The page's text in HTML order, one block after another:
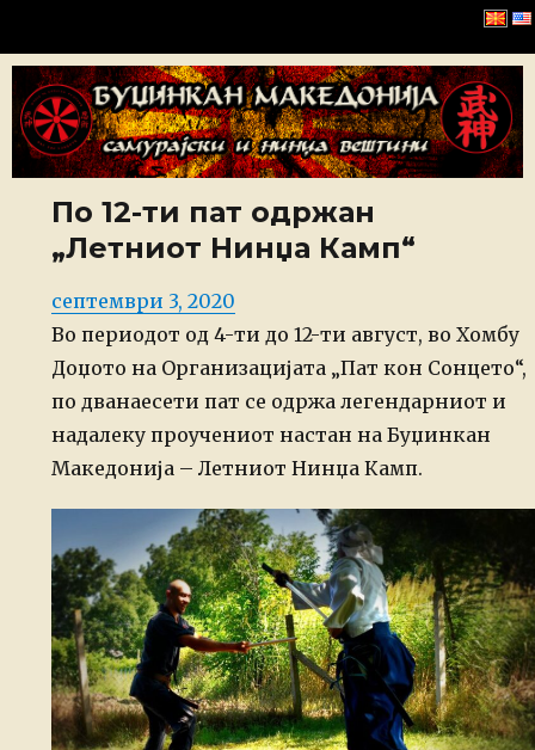
Буџинкан Македонија
По 12-ти пат одржан
„Летниот Нинџа Камп“
Posted
on
септември 3, 2020
Во периодот од 4-ти до 12-ти август, во Хомбу
Доџото на Организацијата „Пат кон Сонцето“,
по дванаесети пат се одржа легендарниот и
надалеку проучениот настан на Буџинкан
Македонија – Летниот Нинџа Камп.